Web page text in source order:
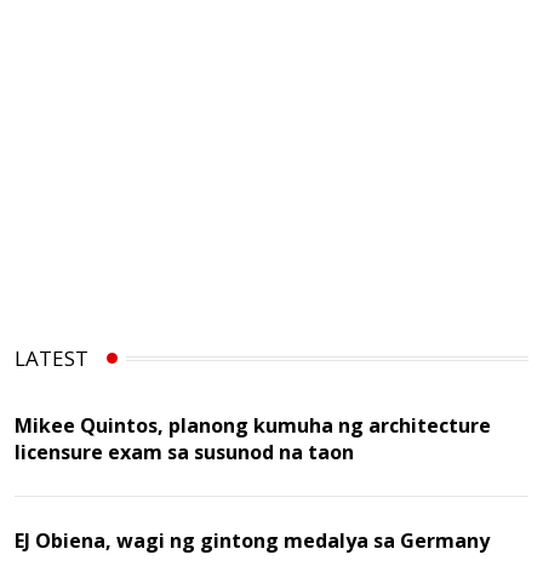
LATEST
Mikee Quintos, planong kumuha ng architecture
licensure exam sa susunod na taon
EJ Obiena, wagi ng gintong medalya sa Germany